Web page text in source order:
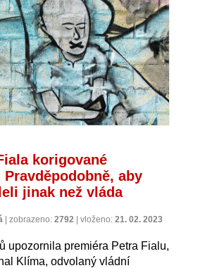
korigované
aby
jinak než vláda
zobrazeno: 2792 vloženo: 21. 02. 2023
upozornila premiéra Petra Fialu,
Klíma, odvolaný vládní